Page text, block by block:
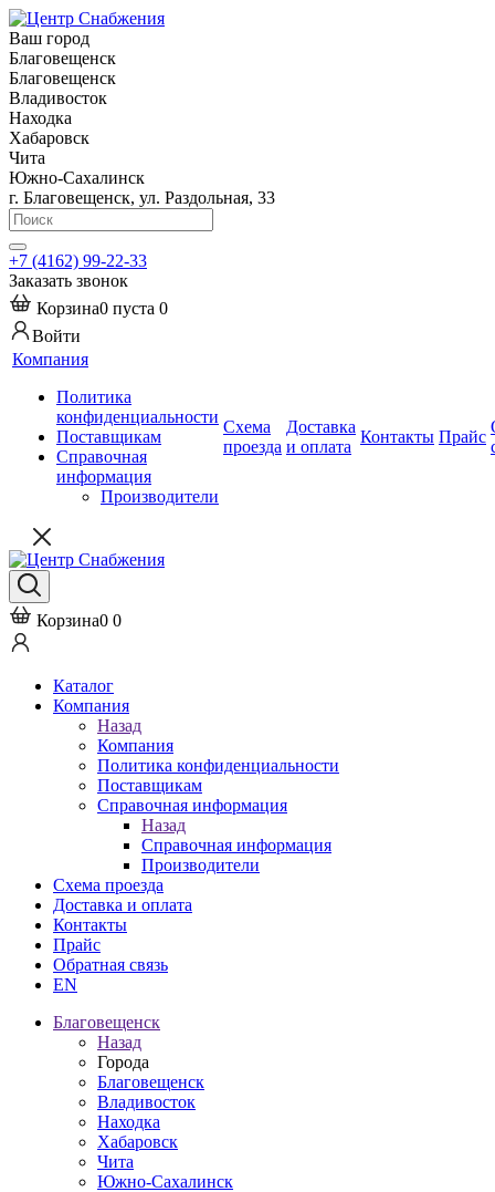
Ваш город
Благовещенск
Благовещенск
Владивосток
Находка
Хабаровск
Чита
Южно-Сахалинск
г. Благовещенск, ул. Раздольная, 33
+7 (4162) 99-22-33
Заказать звонок
Корзина0 пуста 0
Войти
Компания
Политика
конфиденциальности
Поставщикам
Справочная
информация
Производители
Схема
проезда
Доставка
и оплата
Контакты Прайс
Корзина0 0
Каталог
Компания
Назад
Компания
Политика конфиденциальности
Поставщикам
Справочная информация
Назад
Справочная информация
Производители
Схема проезда
Доставка и оплата
Контакты
Прайс
Обратная связь
EN
Благовещенск
Назад
Города
Благовещенск
Владивосток
Находка
Хабаровск
Чита
Южно-Сахалинск